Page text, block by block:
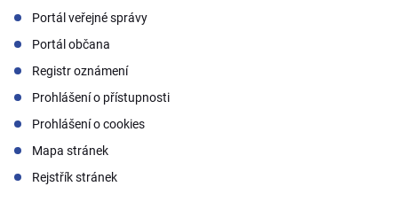
Portál veřejné správy
Portál občana
Registr oznámení
Prohlášení o přístupnosti
Prohlášení o cookies
Mapa stránek
Rejstřík stránek